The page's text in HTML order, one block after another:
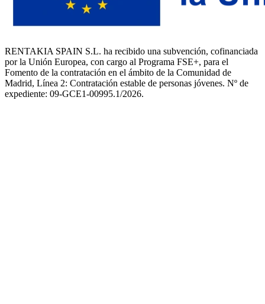
RENTAKIA SPAIN S.L. ha recibido una subvención, cofinanciada
por la Unión Europea, con cargo al Programa FSE+, para el
Fomento de la contratación en el ámbito de la Comunidad de
Madrid, Línea 2: Contratación estable de personas jóvenes. Nº de
expediente: 09-GCE1-00995.1/2026.